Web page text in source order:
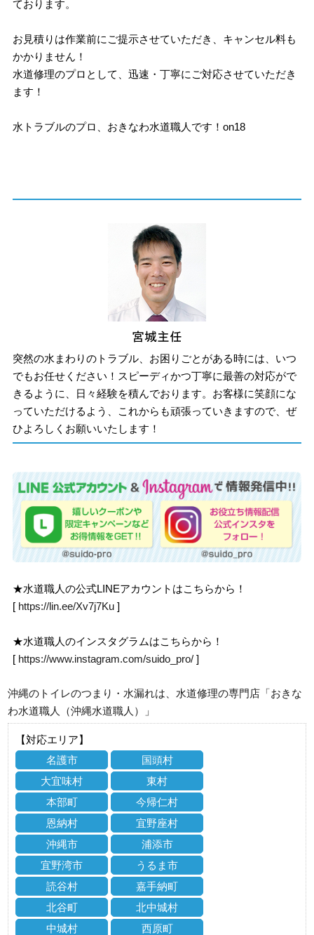
ております。
お見積りは作業前にご提示させていただき、キャンセル料も
かかりません！
水道修理のプロとして、迅速・丁寧にご対応させていただき
ます！
水トラブルのプロ、おきなわ水道職人です！on18
突然の水まわりのトラブル、お困りごとがある時には、いつ
でもお任せください！スピーディかつ丁寧に最善の対応がで
きるように、日々経験を積んでおります。お客様に笑顔にな
っていただけるよう、これからも頑張っていきますので、ぜ
ひよろしくお願いいたします！
★水道職人の公式LINEアカウントはこちらから！
[ https://lin.ee/Xv7j7Ku ]
★水道職人のインスタグラムはこちらから！
[ https://www.instagram.com/suido_pro/ ]
沖縄のトイレのつまり・水漏れは、水道修理の専門店「おきな
わ水道職人（沖縄水道職人）」
【対応エリア】
名護市
国頭村
大宜味村
東村
本部町
今帰仁村
恩納村
宜野座村
沖縄市
浦添市
宜野湾市
うるま市
読谷村
嘉手納町
北谷町
北中城村
中城村
西原町